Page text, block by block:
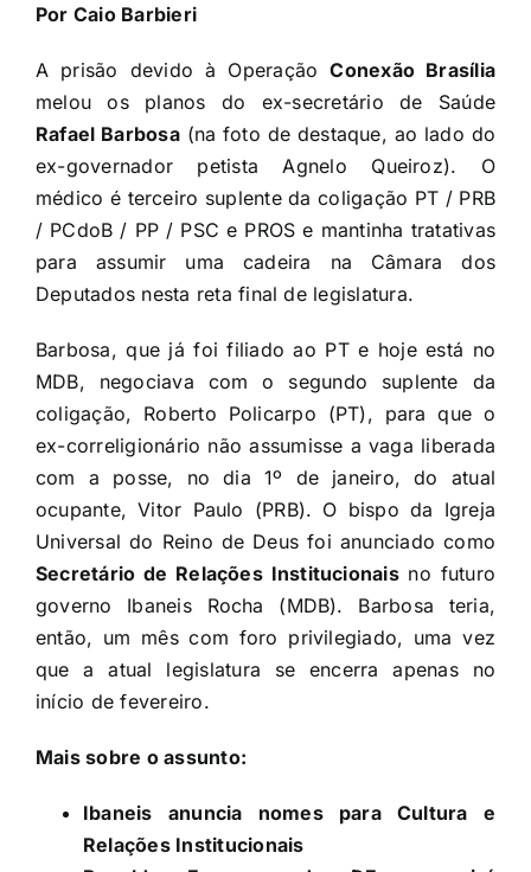
Por Caio Barbieri
A prisão devido à OperaçãoConexão Brasília
melou os planos do ex-secretário de Saúde
Rafael Barbosa(na foto de destaque, ao lado do
ex-governador petista Agnelo Queiroz). O
médico é terceiro suplente da coligação PT / PRB
/ PCdoB / PP / PSC e PROS e mantinha tratativas
para assumir uma cadeira na Câmara dos
Deputados nesta reta final de legislatura.
Barbosa, que já foi filiado ao PT e hoje está no
MDB, negociava com o segundo suplente da
coligação, Roberto Policarpo (PT), para que o
ex-correligionário não assumisse a vaga liberada
com a posse, no dia 1º de janeiro, do atual
ocupante, Vitor Paulo (PRB). O bispo da Igreja
Universal do Reino de Deus foi anunciado como
Secretário de Relações Institucionaisno futuro
governo Ibaneis Rocha (MDB). Barbosa teria,
então, um mês com foro privilegiado, uma vez
que a atual legislatura se encerra apenas no
início de fevereiro.
Mais sobre o assunto:
Ibaneis anuncia nomes para Cultura e
Relações Institucionais